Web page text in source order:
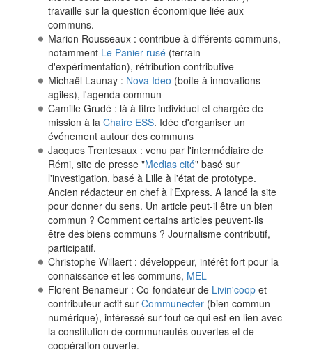
travaille sur la question économique liée aux
communs.
Marion Rousseaux : contribue à différents communs,
notamment Le Panier rusé(terrain
d'expérimentation), rétribution contributive
Michaël Launay : Nova Ideo (boite à innovations
agiles), l'agenda commun
Camille Grudé : là à titre individuel et chargée de
mission à la Chaire ESS. Idée d'organiser un
événement autour des communs
Jacques Trentesaux : venu par l'intermédiaire de
Rémi, site de presse "Medias cité" basé sur
l'investigation, basé à Lille à l'état de prototype.
Ancien rédacteur en chef à l'Express. A lancé la site
pour donner du sens. Un article peut-il être un bien
commun ? Comment certains articles peuvent-ils
être des biens communs ? Journalisme contributif,
participatif.
Christophe Willaert : développeur, intérêt fort pour la
connaissance et les communs, MEL
Florent Benameur : Co-fondateur de Livin'coopet
contributeur actif sur Communecter(bien commun
numérique), intéressé sur tout ce qui est en lien avec
la constitution de communautés ouvertes et de
coopération ouverte.